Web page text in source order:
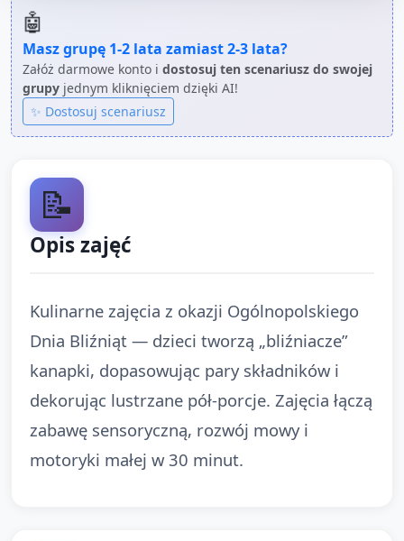
🤖
Masz grupę 1-2 lata zamiast2-3 lata?
Załóż darmowe konto i dostosuj ten scenariusz do swojej
grupy jednym kliknięciem dzięki AI!
✨ Dostosuj scenariusz
📝
Opis zajęć
Kulinarne zajęcia z okazji Ogólnopolskiego
Dnia Bliźniąt — dzieci tworzą „bliźniacze”
kanapki, dopasowując pary składników i
dekorując lustrzane pół-porcje. Zajęcia łączą
zabawę sensoryczną, rozwój mowy i
motoryki małej w 30 minut.